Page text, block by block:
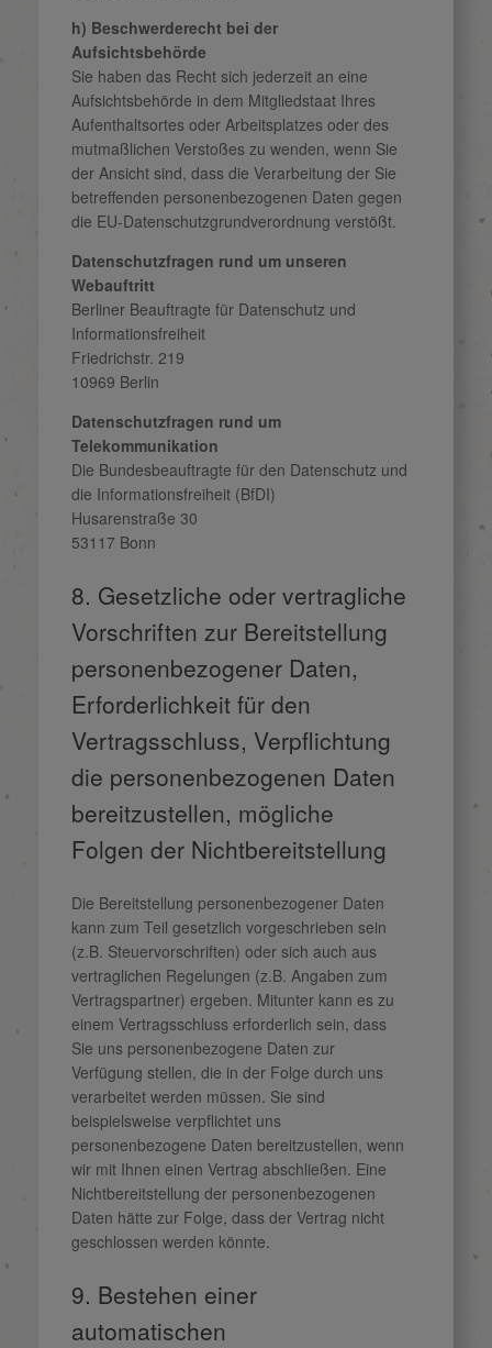
h) Beschwerderecht bei der
Aufsichtsbehörde
Sie haben das Recht sich jederzeit an eine
Aufsichtsbehörde in dem Mitgliedstaat Ihres
Aufenthaltsortes oder Arbeitsplatzes oder des
mutmaßlichen Verstoßes zu wenden, wenn Sie
der Ansicht sind, dass die Verarbeitung der Sie
betreffenden personenbezogenen Daten gegen
die EU-Datenschutzgrundverordnung verstößt.
Datenschutzfragen rund um unseren
Webauftritt
Berliner Beauftragte für Datenschutz und
Informationsfreiheit
Friedrichstr. 219
10969 Berlin
Datenschutzfragen rund um
Telekommunikation
Die Bundesbeauftragte für den Datenschutz und
die Informationsfreiheit (BfDI)
Husarenstraße 30
53117 Bonn
8. Gesetzliche oder vertragliche
Vorschriften zur Bereitstellung
personenbezogener Daten,
Erforderlichkeit für den
Vertragsschluss, Verpflichtung
die personenbezogenen Daten
bereitzustellen, mögliche
Folgen der Nichtbereitstellung
Die Bereitstellung personenbezogener Daten
kann zum Teil gesetzlich vorgeschrieben sein
(z.B. Steuervorschriften) oder sich auch aus
vertraglichen Regelungen (z.B. Angaben zum
Vertragspartner) ergeben. Mitunter kann es zu
einem Vertragsschluss erforderlich sein, dass
Sie uns personenbezogene Daten zur
Verfügung stellen, die in der Folge durch uns
verarbeitet werden müssen. Sie sind
beispielsweise verpflichtet uns
personenbezogene Daten bereitzustellen, wenn
wir mit Ihnen einen Vertrag abschließen. Eine
Nichtbereitstellung der personenbezogenen
Daten hätte zur Folge, dass der Vertrag nicht
geschlossen werden könnte.
9. Bestehen einer
automatischen